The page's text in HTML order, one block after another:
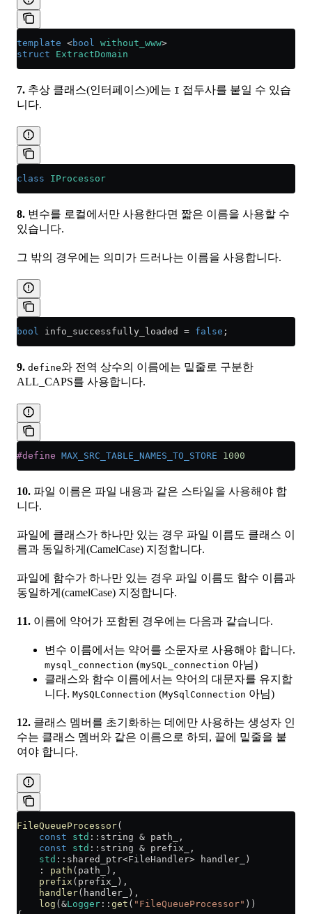
template <bool without_www>
struct ExtractDomain
7. 추상 클래스(인터페이스)에는 I 접두사를 붙일 수 있습
니다.
class IProcessor
8. 변수를 로컬에서만 사용한다면 짧은 이름을 사용할 수
있습니다.
그 밖의 경우에는 의미가 드러나는 이름을 사용합니다.
bool info_successfully_loaded = false ;
9. define와 전역 상수의 이름에는 밑줄로 구분한
ALL_CAPS를 사용합니다.
#define MAX_SRC_TABLE_NAMES_TO_STORE 1000
10. 파일 이름은 파일 내용과 같은 스타일을 사용해야 합
니다.
파일에 클래스가 하나만 있는 경우 파일 이름도 클래스 이
름과 동일하게(CamelCase) 지정합니다.
파일에 함수가 하나만 있는 경우 파일 이름도 함수 이름과
동일하게(camelCase) 지정합니다.
11. 이름에 약어가 포함된 경우에는 다음과 같습니다.
변수 이름에서는 약어를 소문자로 사용해야 합니다.
mysql_connection (mySQL_connection 아님)
클래스와 함수 이름에서는 약어의 대문자를 유지합
니다. MySQLConnection (MySqlConnection 아님)
12. 클래스 멤버를 초기화하는 데에만 사용하는 생성자 인
수는 클래스 멤버와 같은 이름으로 하되, 끝에 밑줄을 붙
여야 합니다.
FileQueueProcessor(
    const
std ::string & path_,
    const
std ::string & prefix_,
    std
::shared_ptr<FileHandler> handler_)
    :
path (path_),
    prefix
(prefix_),
    handler
(handler_),
    log
( &Logger :: get ( "FileQueueProcessor" ))